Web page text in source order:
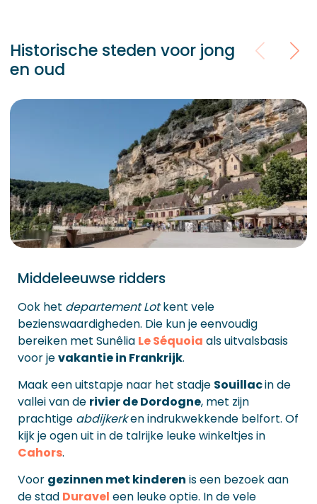
Historische steden voor jong
en oud
Middeleeuwse ridders
Ook het departement Lotkent vele
bezienswaardigheden. Die kun je eenvoudig
bereiken met Sunêlia Le Séquoia als uitvalsbasis
voor jevakantie in Frankrijk.
Maak een uitstapje naar het stadje Souillacin de
vallei van de rivier deDordogne, met zijn
prachtige abdijkerken indrukwekkende belfort. Of
kijk je ogen uit in de talrijke leuke winkeltjes in
Cahors.
Voor gezinnen met kinderen is een bezoek aan
de stad Duravel een leuke optie. In de vele